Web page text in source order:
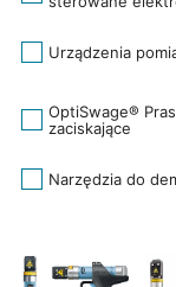
Urządzenia
OptiSwage®
zaciskające
Narzędzia do